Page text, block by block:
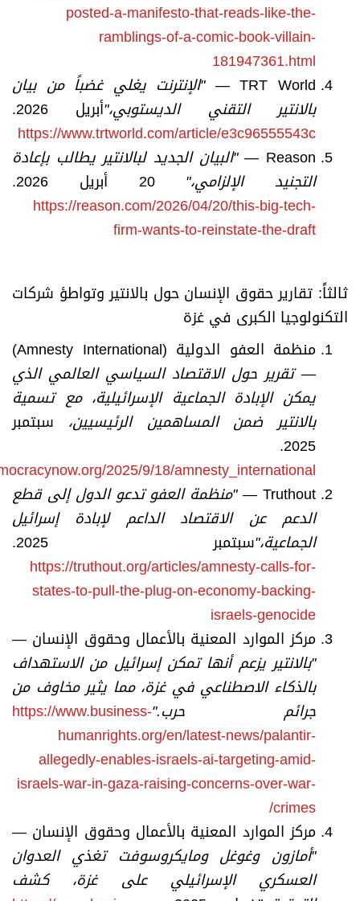
posted-a-manifesto-that-reads-like-the-
ramblings-of-a-comic-book-villain-
181947361.html
TRT World —
"الإنترنت يغلي غضباً من بيان
بالانتير التقني الديستوبي،"أبريل 2026.
https://www.trtworld.com/article/e3c96555543c
Reason —
"البيان الجديد لبالانتير يطالب بإعادة
التجنيد الإلزامي،" 20 أبريل 2026.
https://reason.com/2026/04/20/this-big-tech-
firm-wants-to-reinstate-the-draft
ثالثاً: تقارير حقوق الإنسان حول بالانتير وتواطؤ شركات
التكنولوجيا الكبرى في غزة
منظمة العفو الدولية (Amnesty International)
—تقرير حول الاقتصاد السياسي العالمي الذي
يمكن الإبادة الجماعية الإسرائيلية، مع تسمية
بالانتير ضمن المساهمين الرئيسيين، سبتمبر
2025.
2025/9/18/amnesty_international
Truthout —
"منظمة العفو تدعو الدول إلى قطع
الدعم عن الاقتصاد الداعم لإبادة إسرائيل
الجماعية،"سبتمبر 2025.
https://truthout.org/articles/amnesty-calls-for-
states-to-pull-the-plug-on-economy-backing-
israels-genocide
مركز الموارد المعنية بالأعمال وحقوق الإنسان —
"بالانتير يزعم أنها تمكن إسرائيل من الاستهداف
بالذكاء الاصطناعي في غزة، مما يثير مخاوف من
جرائم حرب."
https://www.business-
humanrights.org/en/latest-news/palantir-
allegedly-enables-israels-ai-targeting-amid-
israels-war-in-gaza-raising-concerns-over-war-
crimes/
مركز الموارد المعنية بالأعمال وحقوق الإنسان —
"أمازون وغوغل ومايكروسوفت تغذي العدوان
العسكري الإسرائيلي على غزة، كشف